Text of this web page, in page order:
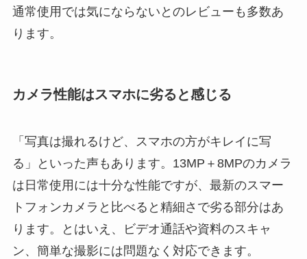
通常使用では気にならないとのレビューも多数あ
ります。
カメラ性能はスマホに劣ると感じる
「写真は撮れるけど、スマホの方がキレイに写
る」といった声もあります。13MP＋8MPのカメラ
は日常使用には十分な性能ですが、最新のスマー
トフォンカメラと比べると精細さで劣る部分はあ
ります。とはいえ、ビデオ通話や資料のスキャ
ン、簡単な撮影には問題なく対応できます。